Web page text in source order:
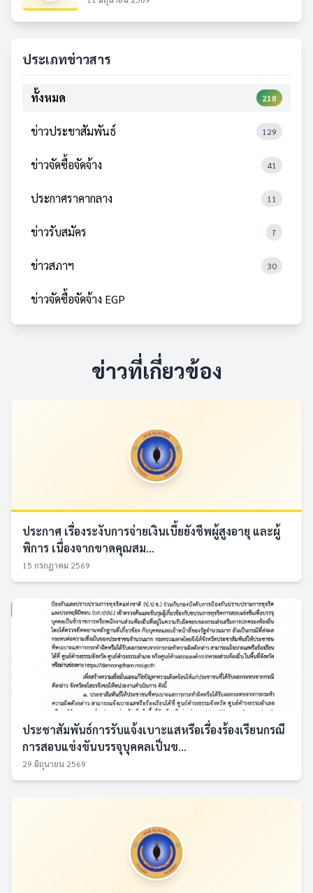
ประเภทข่าวสาร
ทั้งหมด 218
ข่าวประชาสัมพันธ์ 129
ข่าวจัดซื้อจัดจ้าง 41
ประกาศราคากลาง 11
ข่าวรับสมัคร 7
ข่าวสภาฯ 30
ข่าวจัดซื้อจัดจ้าง EGP
ข่าวที่เกี่ยวข้อง
ประกาศ เรื่องระงับการจ่ายเงินเบี้ยยังชีพผู้สูงอายุ และผู้
พิการ เนื่องจากขาดคุณสม...
15 กรกฎาคม 2569
ประชาสัมพันธ์การรับแจ้งเบาะแสหรือเรื่องร้องเรียนกรณี
การสอบแข่งขันบรรจุบุคคลเป็นข...
29 มิถุนายน 2569